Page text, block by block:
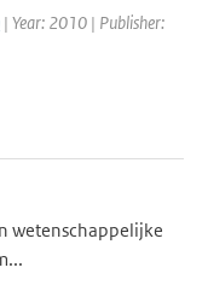
| Year: 2010 | Publisher:
wetenschappelijke